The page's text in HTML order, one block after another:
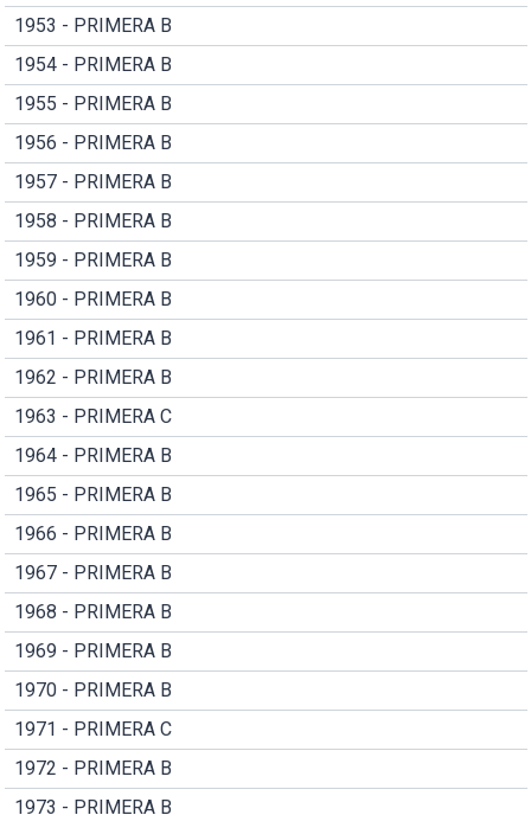
1953 - PRIMERA B
1954 - PRIMERA B
1955 - PRIMERA B
1956 - PRIMERA B
1957 - PRIMERA B
1958 - PRIMERA B
1959 - PRIMERA B
1960 - PRIMERA B
1961 - PRIMERA B
1962 - PRIMERA B
1963 - PRIMERA C
1964 - PRIMERA B
1965 - PRIMERA B
1966 - PRIMERA B
1967 - PRIMERA B
1968 - PRIMERA B
1969 - PRIMERA B
1970 - PRIMERA B
1971 - PRIMERA C
1972 - PRIMERA B
1973 - PRIMERA B